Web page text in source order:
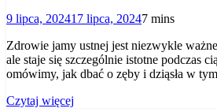
9 lipca, 202417 lipca, 20247 mins
Zdrowie jamy ustnej jest niezwykle
ale staje się szczególnie istotne podczas
omówimy, jak dbać o zęby i dziąsła w
Czytaj więcej